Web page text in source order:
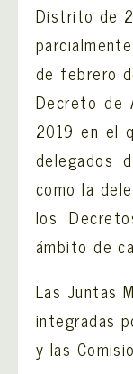
Distrito de
de febrero
Decreto de
2019 en el
delegados
como la
los
ámbito de
Las Juntas
integradas
y las